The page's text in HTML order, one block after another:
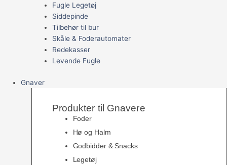
Fugle Legetøj
Siddepinde
Tilbehør til bur
Skåle & Foderautomater
Redekasser
Levende Fugle
Gnaver
Produkter til Gnavere
Foder
Hø og Halm
Godbidder & Snacks
Legetøj